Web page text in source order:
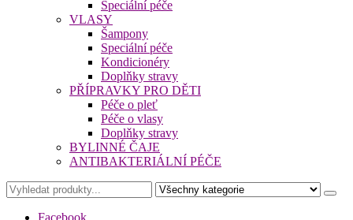
Speciální péče
VLASY
Šampony
Speciální péče
Kondicionéry
Doplňky stravy
PŘÍPRAVKY PRO DĚTI
Péče o pleť
Péče o vlasy
Doplňky stravy
BYLINNÉ ČAJE
ANTIBAKTERIÁLNÍ PÉČE